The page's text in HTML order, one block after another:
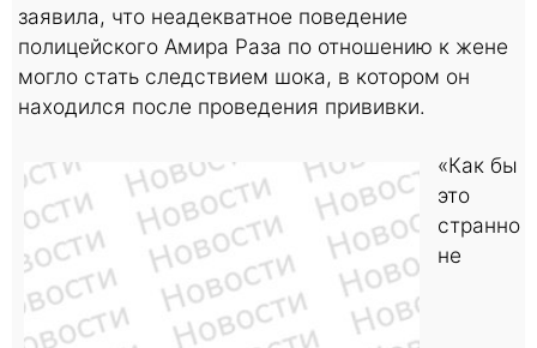
заявила, что неадекватное поведение
полицейского Амира Раза по отношению к жене
могло стать следствием шока, в котором он
находился после проведения прививки.
«Как бы
это
странно
не